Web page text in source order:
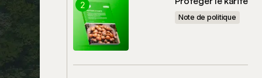
Note de politique